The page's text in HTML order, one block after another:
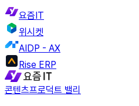
요즘IT
위시켓
AIDP - AX
Rise ERP
콘텐츠프로덕트 밸리